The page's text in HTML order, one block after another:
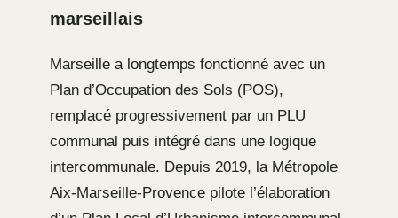
marseillais
Marseille a longtemps fonctionné avec un
Plan d’Occupation des Sols (POS),
remplacé progressivement par un PLU
communal puis intégré dans une logique
intercommunale. Depuis 2019, la Métropole
Aix-Marseille-Provence pilote l’élaboration